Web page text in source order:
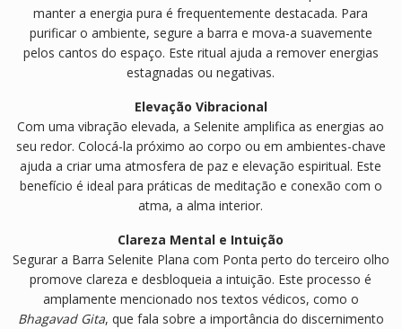
manter a energia pura é frequentemente destacada. Para
purificar o ambiente, segure a barra e mova-a suavemente
pelos cantos do espaço. Este ritual ajuda a remover energias
estagnadas ou negativas.
Elevação Vibracional
Com uma vibração elevada, a Selenite amplifica as energias ao
seu redor. Colocá-la próximo ao corpo ou em ambientes-chave
ajuda a criar uma atmosfera de paz e elevação espiritual. Este
benefício é ideal para práticas de meditação e conexão com o
atma, a alma interior.
Clareza Mental e Intuição
Segurar a Barra Selenite Plana com Ponta perto do terceiro olho
promove clareza e desbloqueia a intuição. Este processo é
amplamente mencionado nos textos védicos, como o
Bhagavad Gita, que fala sobre a importância do discernimento